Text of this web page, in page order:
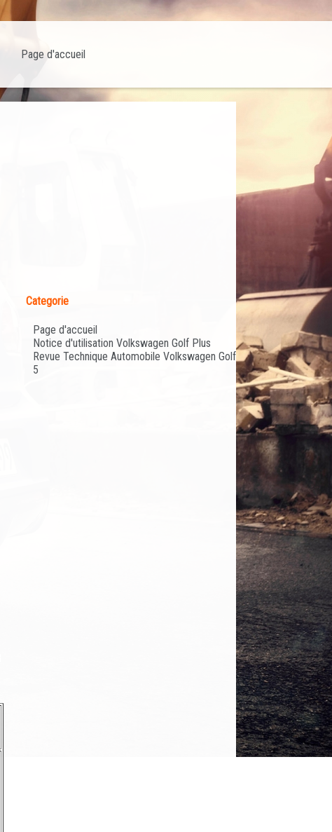
Page d'accueil
Categorie
Page d'accueil
Notice d'utilisation Volkswagen Golf Plus
Revue Technique Automobile Volkswagen Golf
5